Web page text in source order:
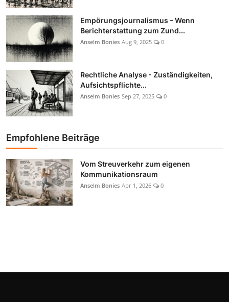
Empörungsjournalismus – Wenn
Berichterstattung zum Zund...
Anselm Bonies Aug 9, 2025 0
Rechtliche Analyse - Zuständigkeiten,
Aufsichtspflichte...
Anselm Bonies Sep 27, 2025 0
Empfohlene Beiträge
Vom Streuverkehr zum eigenen
Kommunikationsraum
Anselm Bonies Apr 1, 2026 0